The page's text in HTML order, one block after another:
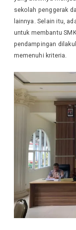
sekolah penggerak
lainnya. Selain itu,
untuk membantu
pendampingan
memenuhi kriteria.